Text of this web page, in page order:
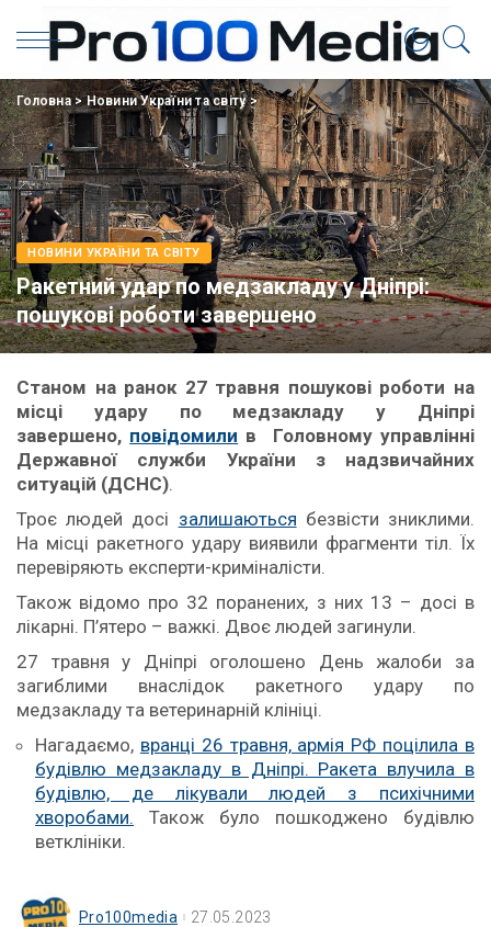
Головна>Новини України та світу>
НОВИНИ УКРАЇНИ ТА СВІТУ
Ракетний удар по медзакладу у Дніпрі:
пошукові роботи завершено
Станом на ранок 27 травня пошукові роботи на
місці удару по медзакладу у Дніпрі
завершено, повідомили в Головному управлінні
Державної служби України з надзвичайних
ситуацій (ДСНС).
Троє людей досі залишаються безвісти зниклими.
На місці ракетного удару виявили фрагменти тіл. Їх
перевіряють експерти-криміналісти.
Також відомо про 32 поранених, з них 13 – досі в
лікарні. П’ятеро – важкі. Двоє людей загинули.
27 травня у Дніпрі оголошено День жалоби за
загиблими внаслідок ракетного удару по
медзакладу та ветеринарній клініці.
Нагадаємо, вранці 26 травня, армія РФ поцілила в
будівлю медзакладу в Дніпрі. Ракета влучила в
будівлю, де лікували людей з психічними
хворобами. Також було пошкоджено будівлю
ветклініки.
Pro100media 27.05.2023